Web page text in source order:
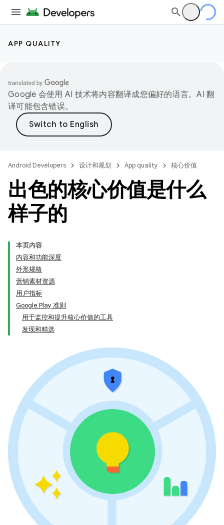
APP QUALITY
Google 会使用 AI 技术将内容翻译成您偏好的语言。AI 翻
译可能包含错误。
Android Developers 设计和规划 App quality 核心价值
出色的核心价值是什么
样子的
本页内容
内容和功能深度
外形规格
营销素材资源
用户指标
Google Play 准则
用于监控和提升核心价值的工具
发现和精选